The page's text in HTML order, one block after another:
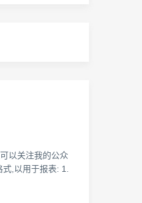
以关注我的公众
,以用于报表: 1.